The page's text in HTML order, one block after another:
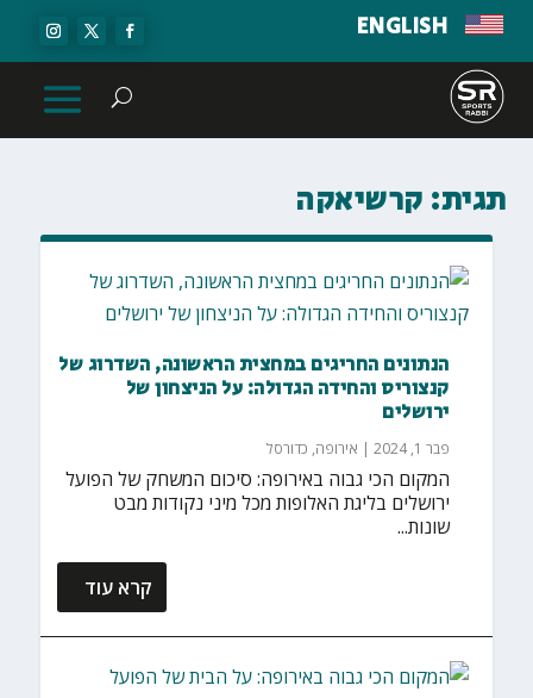
ENGLISH
תגית: קרשיאקה
הנתונים החריגים במחצית הראשונה, השדרוג של
קנצוריס והחידה הגדולה: על הניצחון של
ירושלים
פבר 1, 2024 | אירופה, כדורסל
המקום הכי גבוה באירופה: סיכום המשחק של הפועל
ירושלים בליגת האלופות מכל מיני נקודות מבט
שונות...
קרא עוד